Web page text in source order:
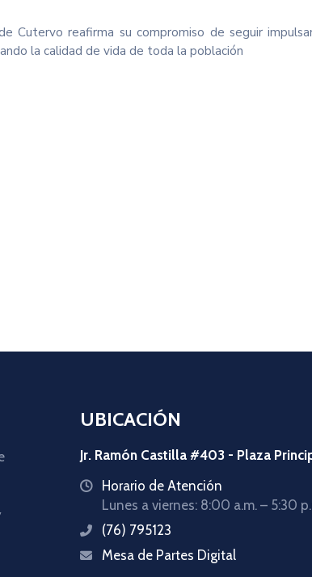
Cutervo reafirma su compromiso de seguir
la calidad de vida de toda la población
UBICACIÓN
Jr. Ramón Castilla #403 - Plaza
iconHorario de Atención
Lunes a viernes: 8:00 a.m. – 5:30
icon
(76) 795123
icon
Mesa de Partes Digital